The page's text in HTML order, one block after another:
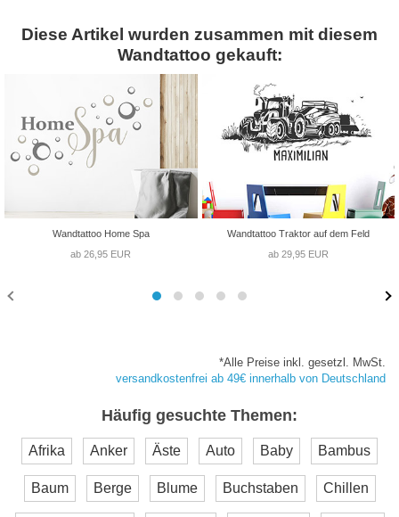
Diese Artikel wurden zusammen mit diesem
Wandtattoo gekauft:
Wandtattoo Home Spa
ab 26,95 EUR
Wandtattoo Traktor auf dem Feld
ab 29,95 EUR
*Alle Preise inkl. gesetzl. MwSt.
versandkostenfrei ab 49€ innerhalb von Deutschland
Häufig gesuchte Themen:
Afrika Anker Äste Auto Baby Bambus
Baum Berge Blume Buchstaben Chillen